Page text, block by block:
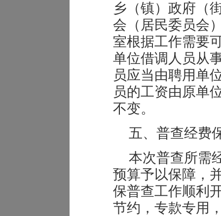
乡（镇）政府（
会（居民委员会
室根据工作需要
单位借调人员从
员应当由聘用单
员的工资由原单
不变。
五、普查经费
本次普查所需
预算予以保障，
保普查工作顺利
节约，专款专用